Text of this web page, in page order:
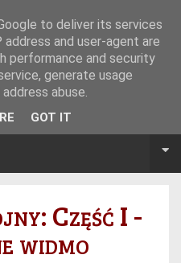
Część I -
widmo
to deliver its services
and user-agent are
performance and security
generate usage
abuse.
GOT IT